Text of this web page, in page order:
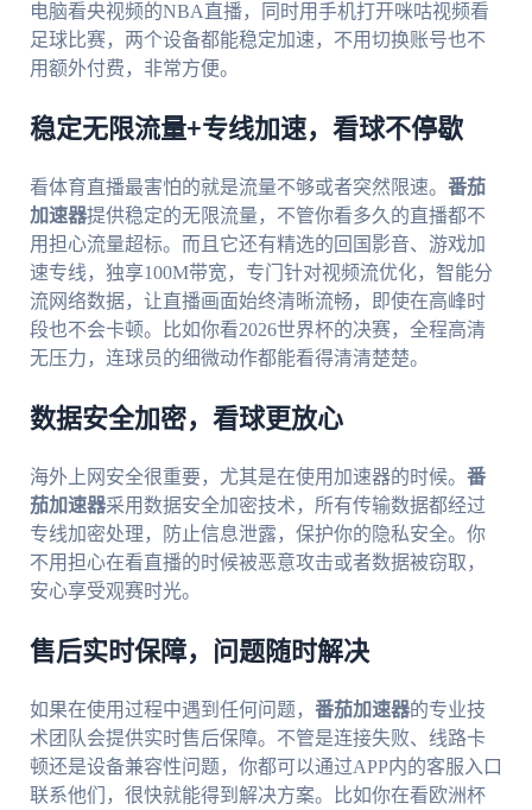
电脑看央视频的NBA直播，同时用手机打开咪咕视频看
足球比赛，两个设备都能稳定加速，不用切换账号也不
用额外付费，非常方便。
稳定无限流量+专线加速，看球不停歇
看体育直播最害怕的就是流量不够或者突然限速。 番茄
加速器提供稳定的无限流量，不管你看多久的直播都不
用担心流量超标。而且它还有精选的回国影音、游戏加
速专线，独享100M带宽，专门针对视频流优化，智能分
流网络数据，让直播画面始终清晰流畅，即使在高峰时
段也不会卡顿。比如你看2026世界杯的决赛，全程高清
无压力，连球员的细微动作都能看得清清楚楚。
数据安全加密，看球更放心
海外上网安全很重要，尤其是在使用加速器的时候。 番
茄加速器采用数据安全加密技术，所有传输数据都经过
专线加密处理，防止信息泄露，保护你的隐私安全。你
不用担心在看直播的时候被恶意攻击或者数据被窃取，
安心享受观赛时光。
售后实时保障，问题随时解决
如果在使用过程中遇到任何问题， 番茄加速器的专业技
术团队会提供实时售后保障。不管是连接失败、线路卡
顿还是设备兼容性问题，你都可以通过APP内的客服入口
联系他们，很快就能得到解决方案。比如你在看欧洲杯